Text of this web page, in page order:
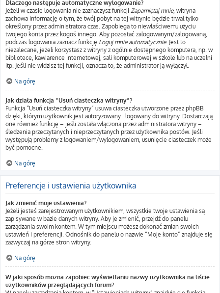
Dlaczego następuje automatyczne wylogowanie?
Jeżeli w czasie logowania nie zaznaczysz funkcji Zapamiętaj mnie, witryna
zachowa informację o tym, że twój pobyt na tej witrynie będzie trwał tylko
określony przez administratora czas. Zapobiega to niewłaściwemu użyciu
twojego konta przez kogoś innego. Aby pozostać zalogowanym/zalogowaną,
podczas logowania zaznacz funkcję Loguj mnie automatycznie. Jest to
niezalecane, jeżeli korzystasz z witryny z ogólnie dostępnego komputera, np. w
bibliotece, kawiarence internetowej, sali komputerowej w szkole lub na uczelni
itp. Jeśli nie widzisz tej funkcji, oznacza to, że administrator ją wyłączył.
Na górę
Jak działa funkcja “Usuń ciasteczka witryny”?
Funkcja “Usuń ciasteczka witryny” usuwa ciasteczka utworzone przez phpBB
dzięki, którym użytkownik jest autoryzowany i logowany do witryny. Dostarczają
one również funkcję – jeśli została włączona przez administratora witryny –
śledzenia przeczytanych i nieprzeczytanych przez użytkownika postów. Jeśli
występują problemy z logowaniem/wylogowaniem, usunięcie ciasteczek może
być pomocne.
Na górę
Preferencje i ustawienia użytkownika
Jak zmienić moje ustawienia?
Jeżeli jesteś zarejestrowanym użytkownikiem, wszystkie twoje ustawienia są
zapisywane w bazie danych witryny. Aby je zmienić, przejdź do panelu
zarządzania swoim kontem. W tym miejscu możesz dokonać zmian swoich
ustawień i preferencji. Odnośnik do panelu o nazwie “Moje konto” znajduje się
zazwyczaj na górze stron witryny.
Na górę
W jaki sposób można zapobiec wyświetlaniu nazwy użytkownika na liście
użytkowników przeglądających forum?